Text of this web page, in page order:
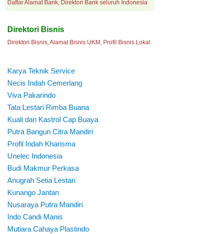
Daftar Alamat Bank, Direktori Bank seluruh Indonesia
Direktori Bisnis
Direktori Bisnis, Alamat Bisnis UKM, Profil Bisnis Lokal.
Karya Teknik Service
Necis Indah Cemerlang
Viva Pakarindo
Tata Lestari Rimba Buana
Kuali dan Kastrol Cap Buaya
Putra Bangun Citra Mandiri
Profil Indah Kharisma
Unelec Indonesia
Budi Makmur Perkasa
Anugrah Setia Lestari
Kunango Jantan
Nusaraya Putra Mandiri
Indo Candi Manis
Mutiara Cahaya Plastindo